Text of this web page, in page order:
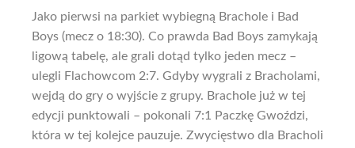
Jako pierwsi na parkiet wybiegną Brachole i Bad
Boys (mecz o 18:30). Co prawda Bad Boys zamykają
ligową tabelę, ale grali dotąd tylko jeden mecz –
ulegli Flachowcom 2:7. Gdyby wygrali z Bracholami,
wejdą do gry o wyjście z grupy. Brachole już w tej
edycji punktowali – pokonali 7:1 Paczkę Gwoździ,
która w tej kolejce pauzuje. Zwycięstwo dla Bracholi